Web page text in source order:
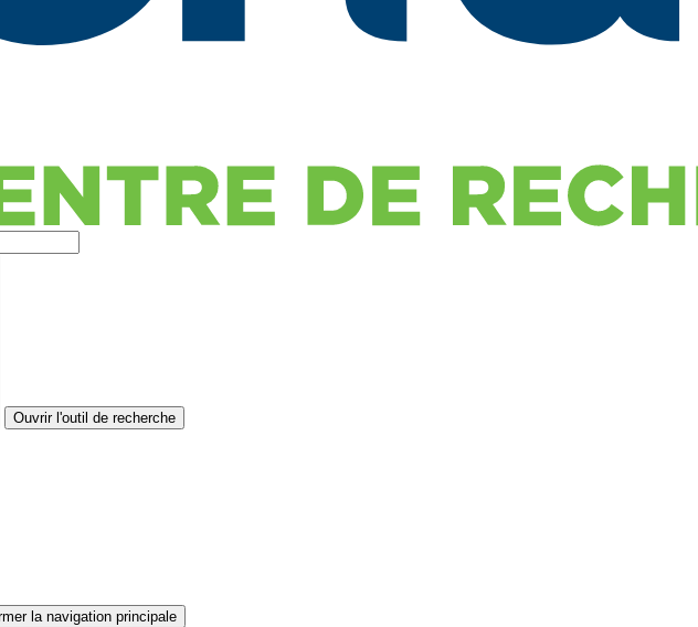
Ouvrir l'outil de recherche
la navigation principale